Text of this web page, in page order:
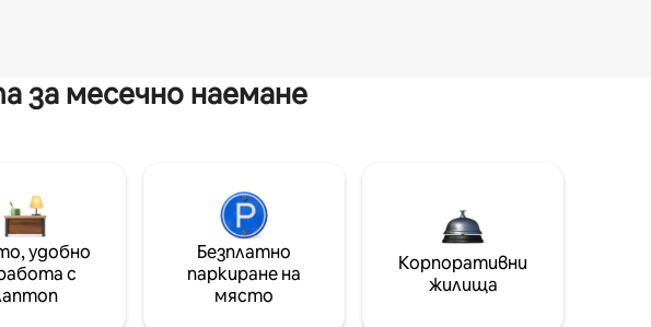
за месечно наемане
удобно
с
Безплатно
паркиране на
място
Корпоративни
жилища